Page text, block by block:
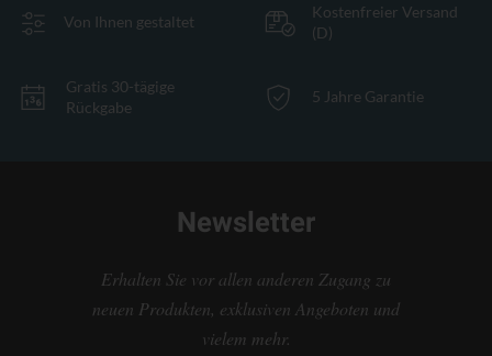
Von Ihnen gestaltet
Kostenfreier Versand
(D)
Gratis 30-tägige
Rückgabe
5 Jahre Garantie
Newsletter
Erhalten Sie vor allen anderen Zugang zu
neuen Produkten, exklusiven Angeboten und
vielem mehr.